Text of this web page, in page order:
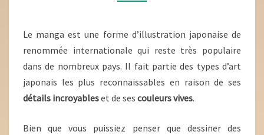
LES
DÉBUTANTS
Le manga est une forme d’illustration japonaise de
renommée internationale qui reste très populaire
dans de nombreux pays. Il fait partie des types d’art
japonais les plus reconnaissables en raison de ses
détails incroyableset de ses couleurs vives.
Bien que vous puissiez penser que dessiner des